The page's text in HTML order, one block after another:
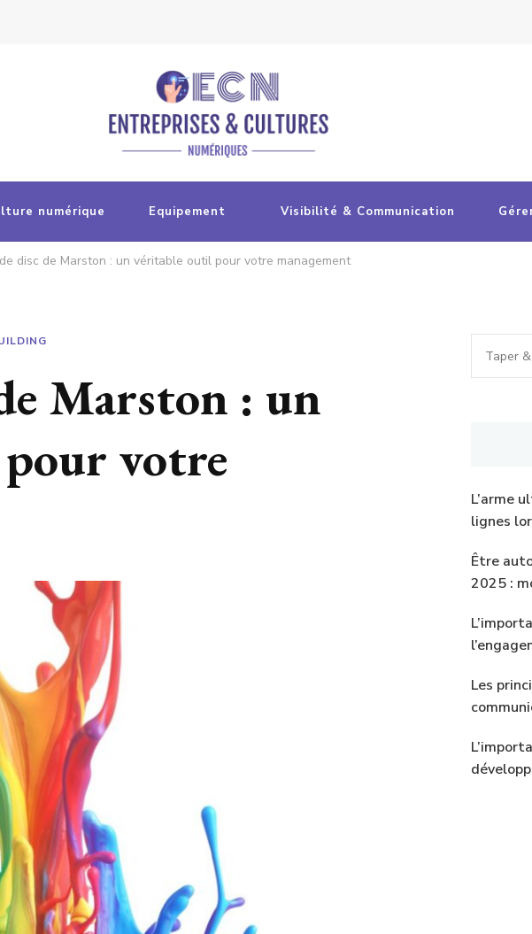
numérique Equipement Visibilité & Communication
disc de Marston : un véritable outil pour votre management
Marston : un
votre
Vous
L’arme
lignes
Être
2025 :
Les